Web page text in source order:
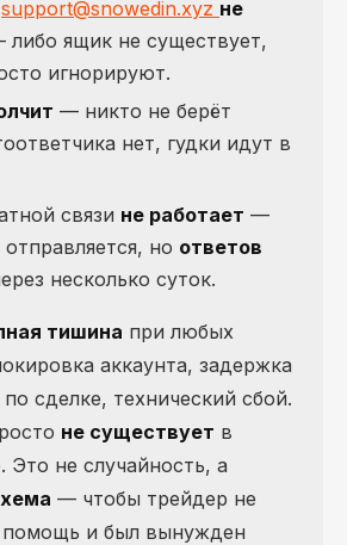
support@snowedin.xyz не
либо ящик не существует,
игнорируют.
— никто не берёт
нет, гудки идут в
связи не работает —
но ответов
несколько суток.
тишина при любых
аккаунта, задержка
сделке, технический сбой.
не существует в
Это не случайность, а
— чтобы трейдер не
помощь и был вынужден